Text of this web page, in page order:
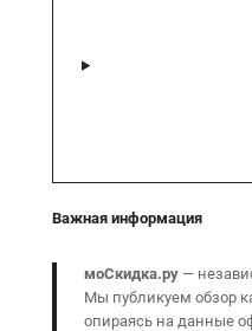
Важная информация
моСкидка.ру—
Мы публикуем обзор
опираясь на данные